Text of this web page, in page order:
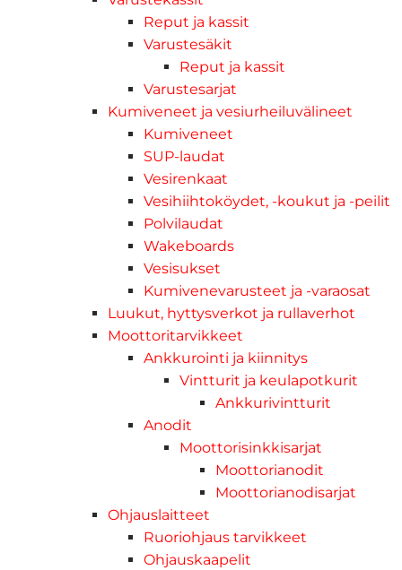
Reput ja kassit
Varustesäkit
Reput ja kassit
Varustesarjat
Kumiveneet ja vesiurheiluvälineet
Kumiveneet
SUP-laudat
Vesirenkaat
Vesihiihtoköydet, -koukut ja -peilit
Polvilaudat
Wakeboards
Vesisukset
Kumivenevarusteet ja -varaosat
Luukut, hyttysverkot ja rullaverhot
Moottoritarvikkeet
Ankkurointi ja kiinnitys
Vintturit ja keulapotkurit
Ankkurivintturit
Anodit
Moottorisinkkisarjat
Moottorianodit
Moottorianodisarjat
Ohjauslaitteet
Ruoriohjaus tarvikkeet
Ohjauskaapelit